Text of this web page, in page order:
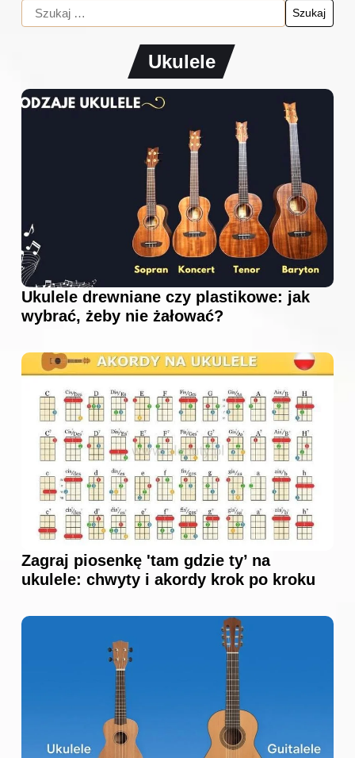
Ukulele
Ukulele drewniane czy plastikowe: jak
wybrać, żeby nie żałować?
Zagraj piosenkę 'tam gdzie ty’ na
ukulele: chwyty i akordy krok po kroku